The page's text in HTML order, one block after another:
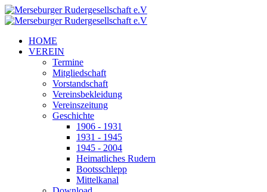
HOME
VEREIN
Termine
Mitgliedschaft
Vorstandschaft
Vereinsbekleidung
Vereinszeitung
Geschichte
1906 - 1931
1931 - 1945
1945 - 2004
Heimatliches Rudern
Bootsschlepp
Mittelkanal